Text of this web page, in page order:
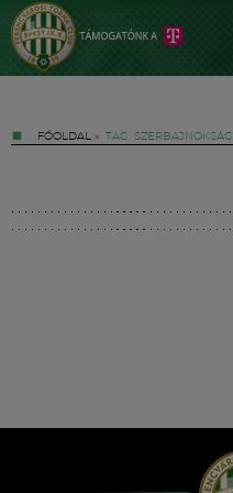
FŐOLDAL » TAG: SZERBAJNOKSÁG
Hírek